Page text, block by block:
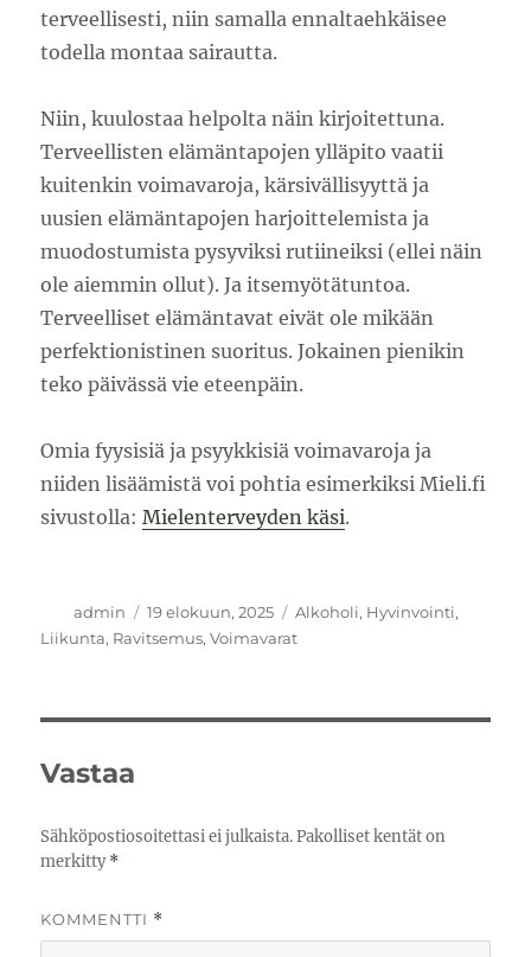
terveellisesti, niin samalla ennaltaehkäisee
todella montaa sairautta.
Niin, kuulostaa helpolta näin kirjoitettuna.
Terveellisten elämäntapojen ylläpito vaatii
kuitenkin voimavaroja, kärsivällisyyttä ja
uusien elämäntapojen harjoittelemista ja
muodostumista pysyviksi rutiineiksi (ellei näin
ole aiemmin ollut). Ja itsemyötätuntoa.
Terveelliset elämäntavat eivät ole mikään
perfektionistinen suoritus. Jokainen pienikin
teko päivässä vie eteenpäin.
Omia fyysisiä ja psyykkisiä voimavaroja ja
niiden lisäämistä voi pohtia esimerkiksi Mieli.fi
sivustolla:Mielenterveyden käsi.
Kirjoittaja
admin Julkaistu
19 elokuun, 2025 Kategoriat
Alkoholi, Hyvinvointi,
Liikunta, Ravitsemus,Voimavarat
Vastaa
Sähköpostiosoitettasi ei julkaista. Pakolliset kentät on
merkitty*
KOMMENTTI *